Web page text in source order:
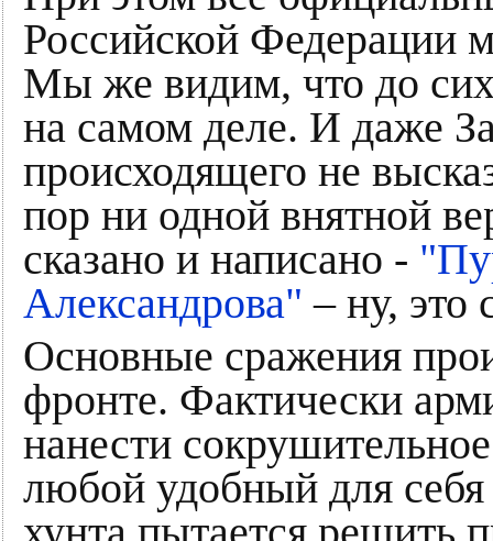
Российской Федерации
Мы же видим, что до
на самом деле. И даже
происходящего не
пор ни одной внятной
сказано и написано -
Александрова" – ну, это
Основные сражения
фронте. Фактически
нанести
любой удобный для себя